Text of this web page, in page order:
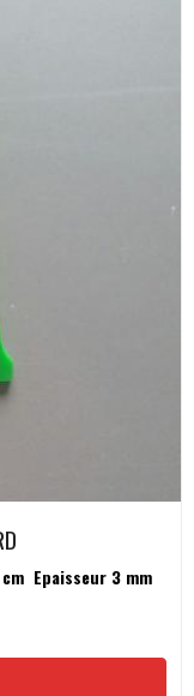
Epaisseur 3 mm